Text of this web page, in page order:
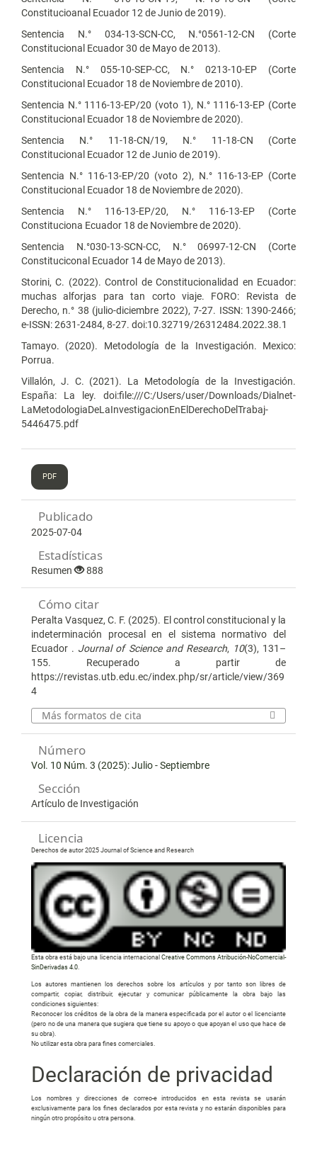
Constitucioanal Ecuador 12 de Junio de 2019).
Sentencia N.° 034-13-SCN-CC, N.°0561-12-CN (Corte
Constitucional Ecuador 30 de Mayo de 2013).
Sentencia N.° 055-10-SEP-CC, N.° 0213-10-EP (Corte
Constitucional Ecuador 18 de Noviembre de 2010).
Sentencia N.° 1116-13-EP/20 (voto 1), N.° 1116-13-EP (Corte
Constitucional Ecuador 18 de Noviembre de 2020).
Sentencia N.° 11-18-CN/19, N.° 11-18-CN (Corte
Constitucional Ecuador 12 de Junio de 2019).
Sentencia N.° 116-13-EP/20 (voto 2), N.° 116-13-EP (Corte
Constitucional Ecuador 18 de Noviembre de 2020).
Sentencia N.° 116-13-EP/20, N.° 116-13-EP (Corte
Constituciona Ecuador 18 de Noviembre de 2020).
Sentencia N.°030-13-SCN-CC, N.° 06997-12-CN (Corte
Constituciconal Ecuador 14 de Mayo de 2013).
Storini, C. (2022). Control de Constitucionalidad en Ecuador:
muchas alforjas para tan corto viaje. FORO: Revista de
Derecho, n.° 38 (julio-diciembre 2022), 7-27. ISSN: 1390-2466;
e-ISSN: 2631-2484, 8-27. doi:10.32719/26312484.2022.38.1
Tamayo. (2020). Metodología de la Investigación. Mexico:
Porrua.
Villalón, J. C. (2021). La Metodología de la Investigación.
España: La ley. doi:file:///C:/Users/user/Downloads/Dialnet-
LaMetodologiaDeLaInvestigacionEnElDerechoDelTrabaj-
5446475.pdf
PDF
Publicado
2025-07-04
Estadísticas
Resumen 888
Cómo citar
Peralta Vasquez, C. F. (2025). El control constitucional y la
indeterminación procesal en el sistema normativo del
Ecuador . Journal of Science and Research, 10(3), 131–
155. Recuperado a partir de
https://revistas.utb.edu.ec/index.php/sr/article/view/369
4
Más formatos de cita
Número
Vol. 10 Núm. 3 (2025): Julio - Septiembre
Sección
Artículo de Investigación
Licencia
Derechos de autor 2025 Journal of Science and Research
Esta obra está bajo una licencia internacionalCreative Commons Atribución-NoComercial-
SinDerivadas 4.0
Los autores mantienen los derechos sobre los artículos y por tanto son libres de
compartir, copiar, distribuir, ejecutar y comunicar públicamente la obra bajo las
condiciones siguientes:
Reconocer los créditos de la obra de la manera especificada por el autor o el licenciante
(pero no de una manera que sugiera que tiene su apoyo o que apoyan el uso que hace de
su obra).
No utilizar esta obra para fines comerciales.
Declaración de privacidad
Los nombres y direcciones de correo-e introducidos en esta revista se usarán
exclusivamente para los fines declarados por esta revista y no estarán disponibles para
ningún otro propósito u otra persona.